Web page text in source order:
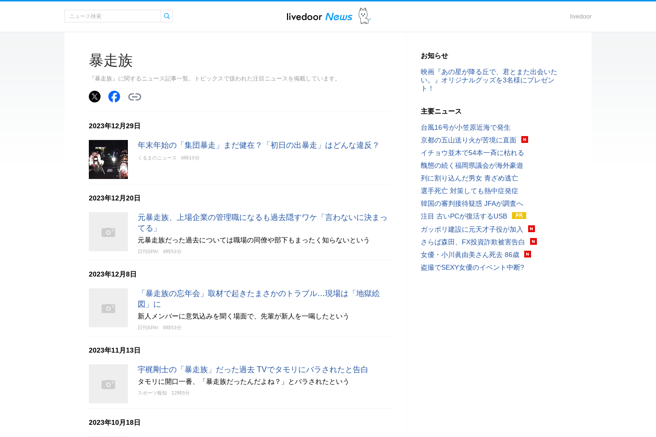
livedoor
暴走族
『暴走族』に関するニュース記事一覧。トピックスで扱われた注目ニュースを掲載しています。
2023年12月29日
年末年始の「集団暴走」まだ健在？「初日の出暴走」はどんな違反？
くるまのニュース 9時10分
2023年12月20日
元暴走族、上場企業の管理職になるも過去隠すワケ「言わないに決まっ
てる」
元暴走族だった過去については職場の同僚や部下もまったく知らないという
日刊SPA! 8時53分
2023年12月8日
「暴走族の忘年会」取材で起きたまさかのトラブル…現場は「地獄絵
図」に
新人メンバーに意気込みを聞く場面で、先輩が新人を一喝したという
日刊SPA! 8時53分
2023年11月13日
宇梶剛士の「暴走族」だった過去 TVでタモリにバラされたと告白
タモリに開口一番、「暴走族だったんだよね？」とバラされたという
スポーツ報知 22時5分
2023年10月18日
お知らせ
映画『あの星が降る丘で、君とまた出会いた
い。』オリジナルグッズを3名様にプレゼン
ト！
主要ニュース
台風16号が小笠原近海で発生
京都の五山送り火が苦境に直面
イチョウ並木で54本一斉に枯れる
醜態の続く福岡県議会が海外豪遊
列に割り込んだ男女 青ざめ逃亡
選手死亡 対策しても熱中症発症
韓国の審判接待疑惑 JFAが調査へ
注目 古いPCが復活するUSB
ガッポリ建設に元天才子役が加入
さらば森田、FX投資詐欺被害告白
女優・小川眞由美さん死去 86歳
盗撮でSEXY女優のイベント中断?